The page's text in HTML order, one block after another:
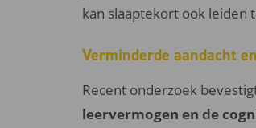
kan slaaptekort ook leiden
Verminderde aandacht
Recent onderzoek
leervermogen en de